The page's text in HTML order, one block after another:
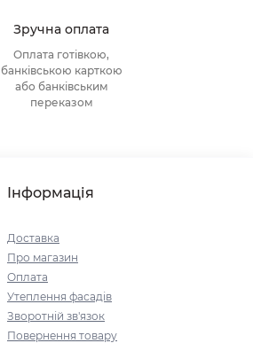
Зручна оплата
Оплата готівкою,
банківською карткою
або банківським
переказом
Інформація
Доставка
Про магазин
Оплата
Утеплення фасадів
Зворотній зв'язок
Повернення товару